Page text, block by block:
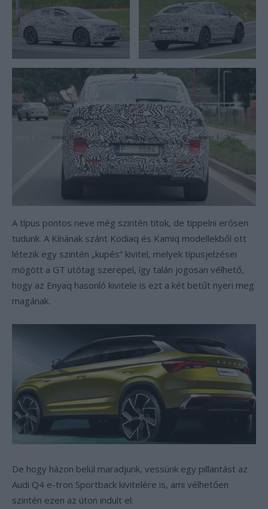
A típus pontos neve még szintén titok, de tippelni erősen
tudunk. A Kínának szánt Kodiaq és Kamiq modellekből ott
létezik egy szintén „kupés” kivitel, melyek típusjelzései
mögött a GT utótag szerepel, így talán jogosan vélhető,
hogy az Enyaq hasonló kivitele is ezt a két betűt nyeri meg
magának.
De hogy házon belül maradjunk, vessünk egy pillantást az
Audi Q4 e-tron Sportback kivitelére is, ami vélhetően
szintén ezen az úton indult el: